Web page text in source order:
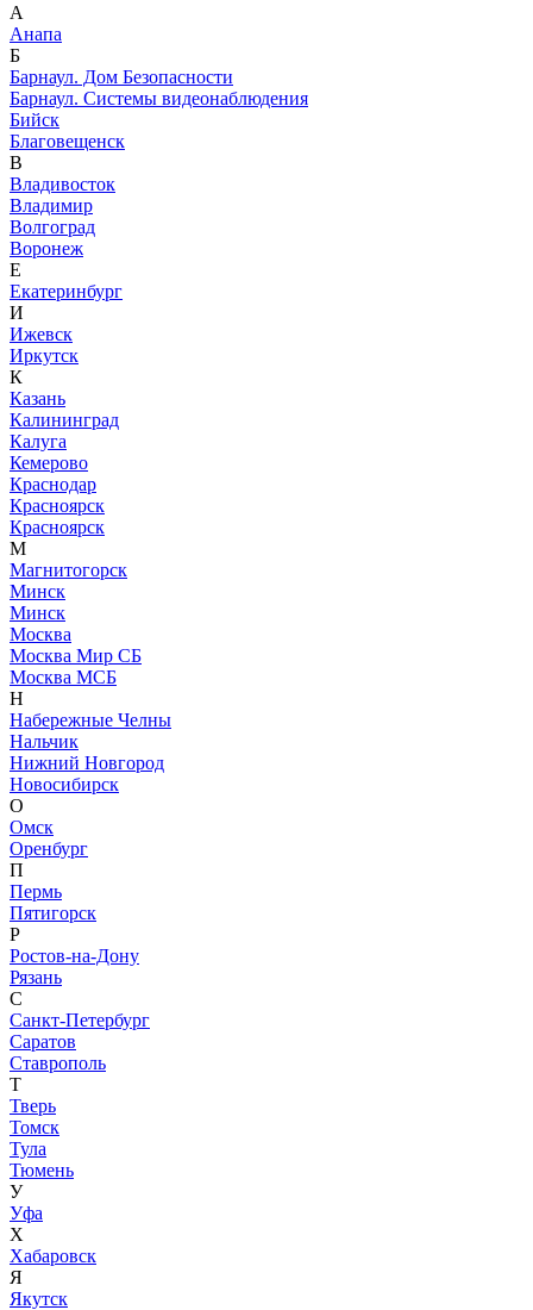
А
Анапа
Б
Барнаул. Дом Безопасности
Барнаул. Системы видеонаблюдения
Бийск
Благовещенск
В
Владивосток
Владимир
Волгоград
Воронеж
Е
Екатеринбург
И
Ижевск
Иркутск
К
Казань
Калининград
Калуга
Кемерово
Краснодар
Красноярск
Красноярск
М
Магнитогорск
Минск
Минск
Москва
Москва Мир СБ
Москва МСБ
Н
Набережные Челны
Нальчик
Нижний Новгород
Новосибирск
О
Омск
Оренбург
П
Пермь
Пятигорск
Р
Ростов-на-Дону
Рязань
С
Санкт-Петербург
Саратов
Ставрополь
Т
Тверь
Томск
Тула
Тюмень
У
Уфа
Х
Хабаровск
Я
Якутск